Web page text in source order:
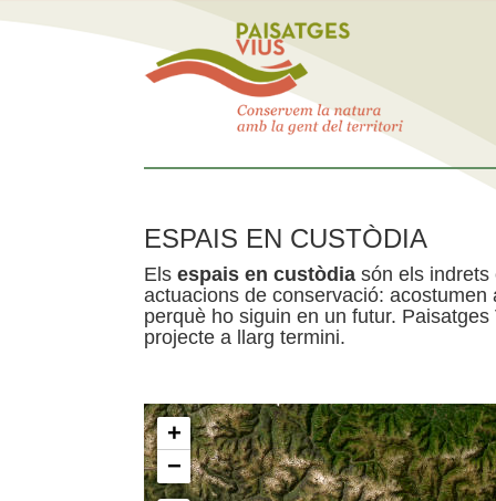
ESPAIS EN CUSTÒDIA
Els espais en custòdia són els indrets
actuacions de conservació:
perquè ho siguin en un futur.
projecte a llarg termini.
+
−